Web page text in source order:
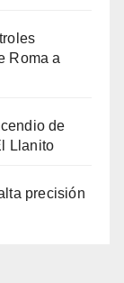
Roma a
de
Llanito
precisión